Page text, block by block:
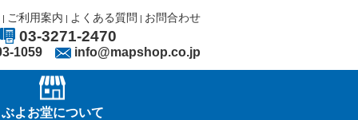
| ご利用案内 | よくある質問 | お問合わせ
03-3271-2470
1059 info@mapshop.co.jp
ぶよお堂について